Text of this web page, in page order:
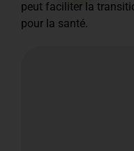
peut faciliter la
pour la santé.